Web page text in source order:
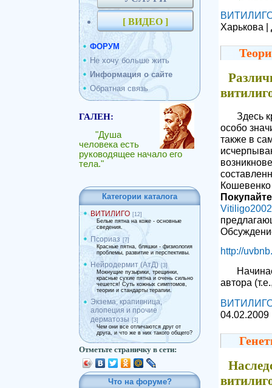
[ ВИДЕО ]
ФОРУМ
Не хочу больше жить
Информация о сайте
Обратная связь
ГАЛЕН:
"Душа
человека есть
руководящее начало его
тела."
Категории каталога
ВИТИЛИГО [12]
Белые пятна на коже - основные
сведения.
Псориаз [7]
Красные пятна, бляшки - физиология
проблемы, развитие и перспективы.
Нейродермит (АтД) [3]
Мокнущие пузырики, трещинки,
красные сухие пятна и очень сильно
чешется! Суть кожных симптомов,
теории и стандарты терапии.
Экзема, крапивница,
алопеция и прочие
дерматозы [3]
Чем они все отличаются друг от
друга, и что же в них такого общего?
Отметьте страничку в сети:
Что на форуме?
Харькова
Здесь
особо
также в
http://
автора
04.02.2009